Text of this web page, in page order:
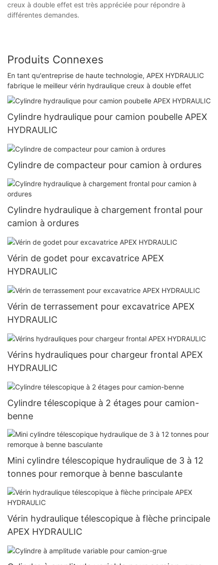
creux à double effet est très appréciée pour répondre à
différentes demandes.
Produits Connexes
En tant qu'entreprise de haute technologie, APEX HYDRAULIC
fabrique le meilleur vérin hydraulique creux à double effet
Cylindre hydraulique pour camion poubelle APEX
HYDRAULIC
Cylindre de compacteur pour camion à ordures
Cylindre hydraulique à chargement frontal pour
camion à ordures
Vérin de godet pour excavatrice APEX
HYDRAULIC
Vérin de terrassement pour excavatrice APEX
HYDRAULIC
Vérins hydrauliques pour chargeur frontal APEX
HYDRAULIC
Cylindre télescopique à 2 étages pour camion-
benne
Mini cylindre télescopique hydraulique de 3 à 12
tonnes pour remorque à benne basculante
Vérin hydraulique télescopique à flèche principale
APEX HYDRAULIC